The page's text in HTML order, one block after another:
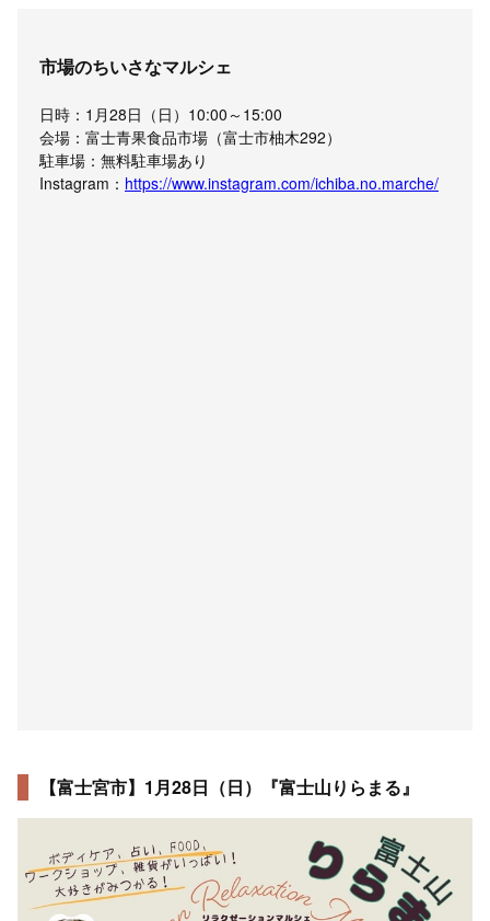
市場のちいさなマルシェ
日時：1月28日（日）10:00～15:00
会場：富士青果食品市場（富士市柚木292）
駐車場：無料駐車場あり
Instagram： https://www.instagram.com/ichiba.no.marche/
【富士宮市】1月28日（日）『富士山りらまる』